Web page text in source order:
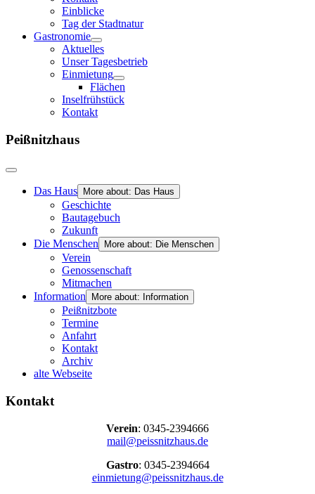
Einblicke
Tag der Stadtnatur
Gastronomie
Aktuelles
Unser Tagesbetrieb
Einmietung
Flächen
Inselfrühstück
Kontakt
Peißnitzhaus
Das Haus More about: Das Haus
Geschichte
Bautagebuch
Zukunft
Die Menschen
More about: Die Menschen
Verein
Genossenschaft
Mitmachen
Information
More about: Information
Peißnitzbote
Termine
Anfahrt
Kontakt
Archiv
alte Webseite
Kontakt
Verein: 0345-2394666
mail@peissnitzhaus.de
Gastro: 0345-2394664
einmietung@peissnitzhaus.de